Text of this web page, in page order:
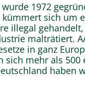
1972
sich um
illegal
malträtiert.
in ganz
mehr als
haben